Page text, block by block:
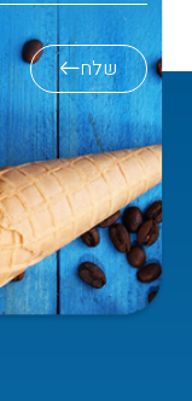
שלח